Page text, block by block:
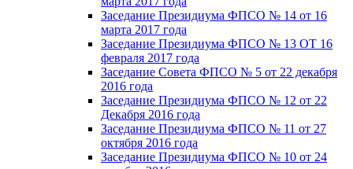
Заседание Президиума ФПСО № 14 от 16
марта 2017 года
Заседание Президиума ФПСО № 13 ОТ 16
февраля 2017 года
Заседание Совета ФПСО № 5 от 22 декабря
2016 года
Заседание Президиума ФПСО № 12 от 22
Декабря 2016 года
Заседание Президиума ФПСО № 11 от 27
октября 2016 года
Заседание Президиума ФПСО № 10 от 24